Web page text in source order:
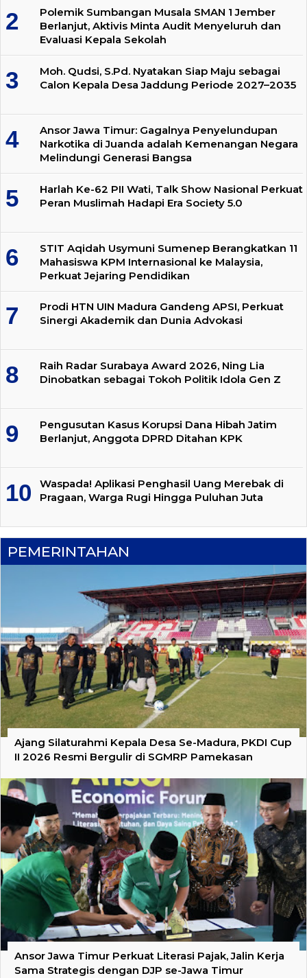
Polemik Sumbangan Musala SMAN 1 Jember
Berlanjut, Aktivis Minta Audit Menyeluruh dan
Evaluasi Kepala Sekolah
Moh. Qudsi, S.Pd. Nyatakan Siap Maju sebagai
Calon Kepala Desa Jaddung Periode 2027–2035
Ansor Jawa Timur: Gagalnya Penyelundupan
Narkotika di Juanda adalah Kemenangan Negara
Melindungi Generasi Bangsa
Harlah Ke-62 PII Wati, Talk Show Nasional Perkuat
Peran Muslimah Hadapi Era Society 5.0
STIT Aqidah Usymuni Sumenep Berangkatkan 11
Mahasiswa KPM Internasional ke Malaysia,
Perkuat Jejaring Pendidikan
Prodi HTN UIN Madura Gandeng APSI, Perkuat
Sinergi Akademik dan Dunia Advokasi
Raih Radar Surabaya Award 2026, Ning Lia
Dinobatkan sebagai Tokoh Politik Idola Gen Z
Pengusutan Kasus Korupsi Dana Hibah Jatim
Berlanjut, Anggota DPRD Ditahan KPK
Waspada! Aplikasi Penghasil Uang Merebak di
Pragaan, Warga Rugi Hingga Puluhan Juta
PEMERINTAHAN
Ajang Silaturahmi Kepala Desa Se-Madura, PKDI Cup
II 2026 Resmi Bergulir di SGMRP Pamekasan
Ansor Jawa Timur Perkuat Literasi Pajak, Jalin Kerja
Sama Strategis dengan DJP se-Jawa Timur